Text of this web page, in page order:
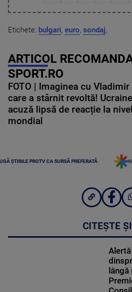
Etichete: bulgari, euro, sondaj,
ARTICOL
SPORT.RO
FOTO | Imaginea cu
care a stârnit revoltă!
acuză lipsă de reacție la nivel
mondial
ȘTIRILE PROTV CA SURSĂ PREFERATĂ
CITEȘTE